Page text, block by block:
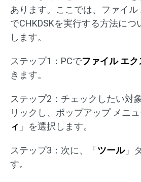
あります。ここでは、ファイ
でCHKDSKを実行する方法につ
します。
ステップ1：PCでファイル エ
きます。
ステップ2：チェックしたい対
リックし、ポップアップ メニュ
ィ 」を選択します。
ステップ3：次に、「 ツール」
す。